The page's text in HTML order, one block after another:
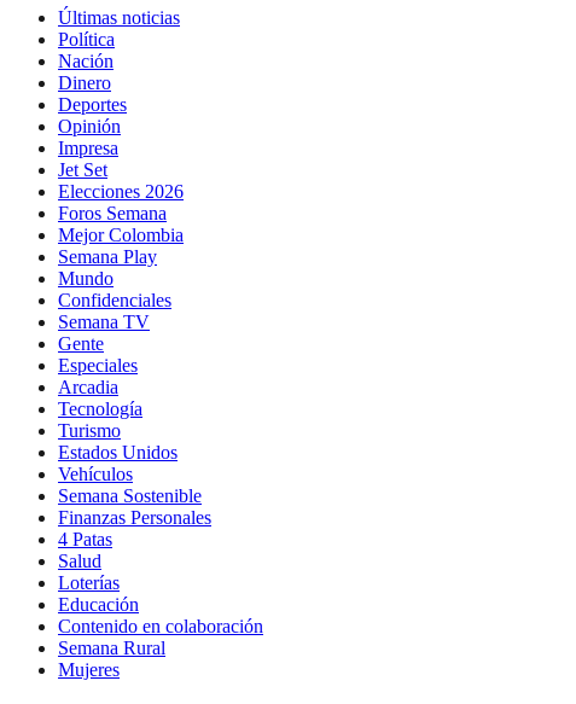
Últimas noticias
Política
Nación
Dinero
Deportes
Opinión
Impresa
Jet Set
Elecciones 2026
Foros Semana
Mejor Colombia
Semana Play
Mundo
Confidenciales
Semana TV
Gente
Especiales
Arcadia
Tecnología
Turismo
Estados Unidos
Vehículos
Semana Sostenible
Finanzas Personales
4 Patas
Salud
Loterías
Educación
Contenido en colaboración
Semana Rural
Mujeres